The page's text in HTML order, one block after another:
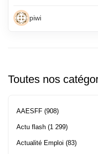
piwi
Toutes nos
AAESFF (908)
Actu flash (1 299)
Actualité Emploi (83)